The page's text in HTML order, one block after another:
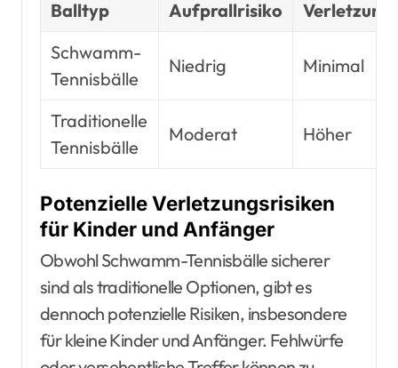
Balltyp Aufprallrisiko
Schwamm-
Tennisbälle
Niedrig Minimal
Traditionelle
Tennisbälle
Moderat Höher
Potenzielle Verletzungsrisiken
für Kinder und Anfänger
Obwohl Schwamm-Tennisbälle sicherer
sind als traditionelle Optionen, gibt es
dennoch potenzielle Risiken, insbesondere
für kleine Kinder und Anfänger. Fehlwürfe